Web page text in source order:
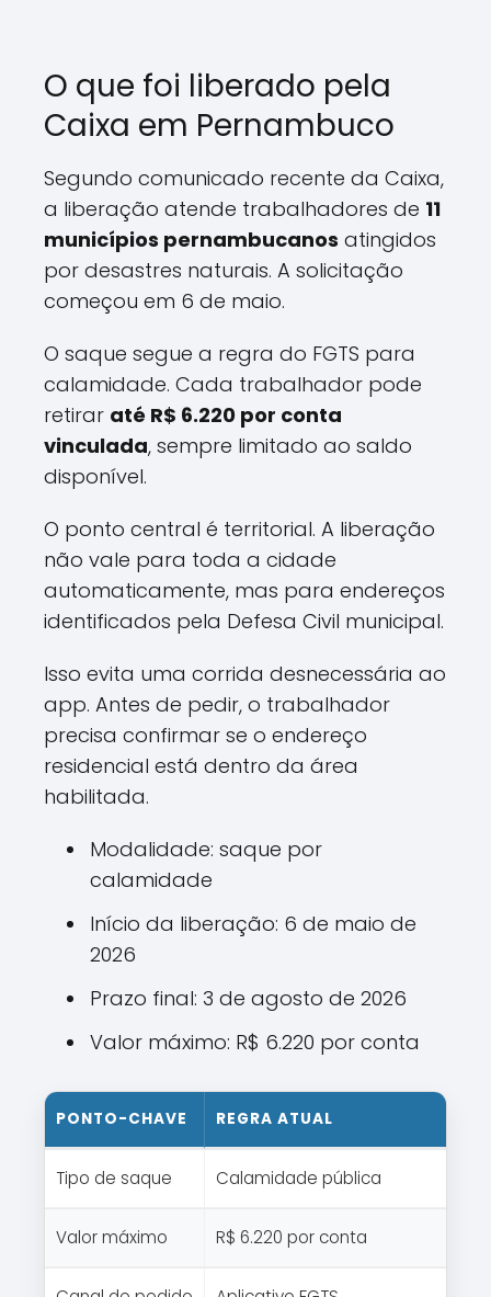
O que foi liberado pela
Caixa em Pernambuco
Segundo comunicado recente da Caixa,
a liberação atende trabalhadores de 11
municípios pernambucanos atingidos
por desastres naturais. A solicitação
começou em 6 de maio.
O saque segue a regra do FGTS para
calamidade. Cada trabalhador pode
retirar até R$ 6.220 por conta
vinculada, sempre limitado ao saldo
disponível.
O ponto central é territorial. A liberação
não vale para toda a cidade
automaticamente, mas para endereços
identificados pela Defesa Civil municipal.
Isso evita uma corrida desnecessária ao
app. Antes de pedir, o trabalhador
precisa confirmar se o endereço
residencial está dentro da área
habilitada.
Modalidade: saque por
calamidade
Início da liberação: 6 de maio de
2026
Prazo final: 3 de agosto de 2026
Valor máximo: R$ 6.220 por conta
PONTO-CHAVE REGRA ATUAL
Tipo de saque Calamidade pública
Valor máximo R$ 6.220 por conta